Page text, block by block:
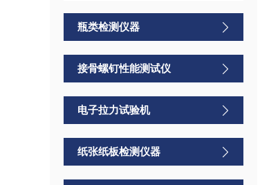
瓶类检测仪器
接骨螺钉性能测试仪
电子拉力试验机
纸张纸板检测仪器